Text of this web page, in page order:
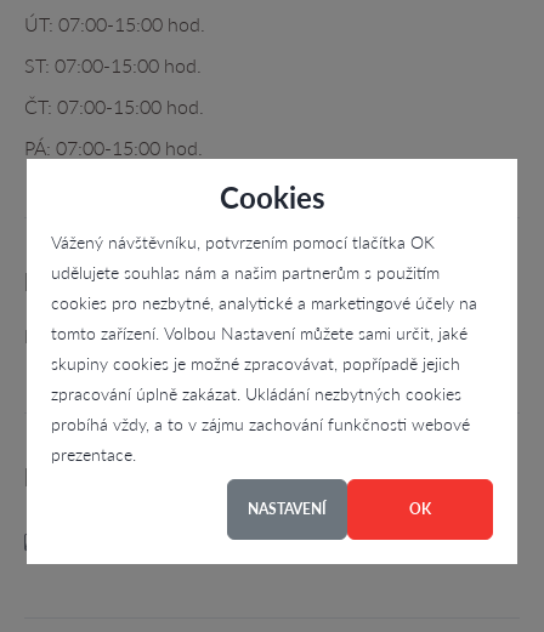
Cookies
Vážený návštěvníku, potvrzením pomocí tlačítka OK
udělujete souhlas nám a našim partnerům s použitím
cookies pro nezbytné, analytické a marketingové účely na
tomto zařízení. Volbou Nastavení můžete sami určit, jaké
skupiny cookies je možné zpracovávat, popřípadě jejich
zpracování úplně zakázat. Ukládání nezbytných cookies
probíhá vždy, a to v zájmu zachování funkčnosti webové
prezentace.
NASTAVENÍ OK
ÚT: 07:00-15:00 hod.
ST: 07:00-15:00 hod.
ČT: 07:00-15:00 hod.
PÁ: 07:00-15:00 hod.
Kontaktní osoby
Kamil Hroch - jednatel
Kategorie
Interiér, exteriér domu